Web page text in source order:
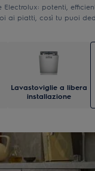
potenti,
ai piatti, così tu puoi
Lavastoviglie a libera
installazione